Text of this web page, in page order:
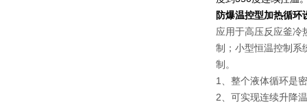
防爆温控型加热循环
应用于高压反应釜冷
制；小型恒温控制系
制。
1、整个液体循环是
2、可实现连续升降